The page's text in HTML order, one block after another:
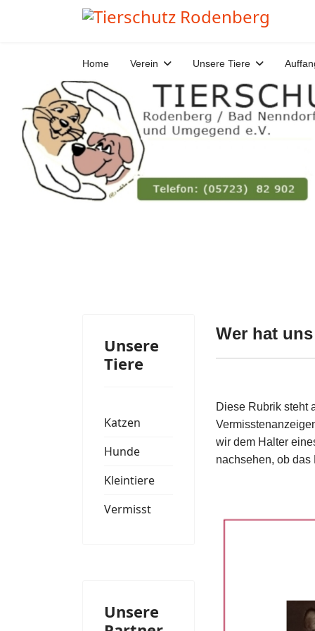
Home Verein Unsere Tiere
Unsere
Tiere
Katzen
Hunde
Kleintiere
Vermisst
Unsere
Wer hat
Diese Rubrik steht
wir dem Halter
nachsehen, ob das